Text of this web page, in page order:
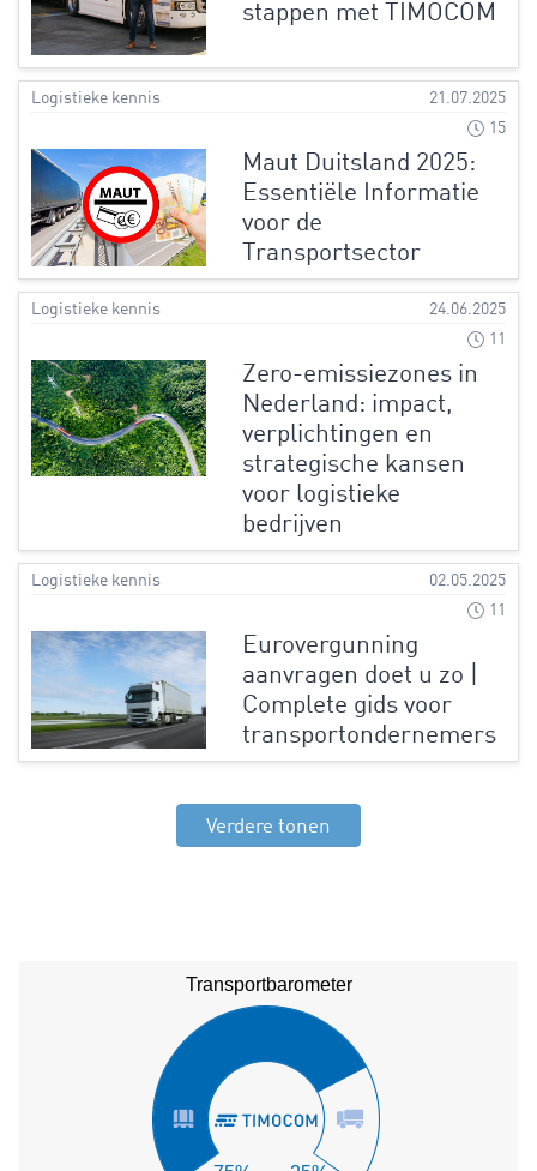
stappen met TIMOCOM
Logistieke kennis
21.07.2025
15
Maut Duitsland 2025:
Essentiële Informatie
voor de
Transportsector
Logistieke kennis
24.06.2025
11
Zero-emissiezones in
Nederland: impact,
verplichtingen en
strategische kansen
voor logistieke
bedrijven
Logistieke kennis
02.05.2025
11
Eurovergunning
aanvragen doet u zo |
Complete gids voor
transportondernemers
Verdere tonen